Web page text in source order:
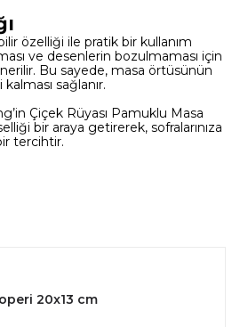
özelliği ile pratik bir kullanım
ve desenlerin bozulmaması için
Bu sayede, masa örtüsünün
sağlanır.
Çiçek Rüyası Pamuklu Masa
bir araya getirerek, sofralarınıza
tercihtir.
20x13 cm